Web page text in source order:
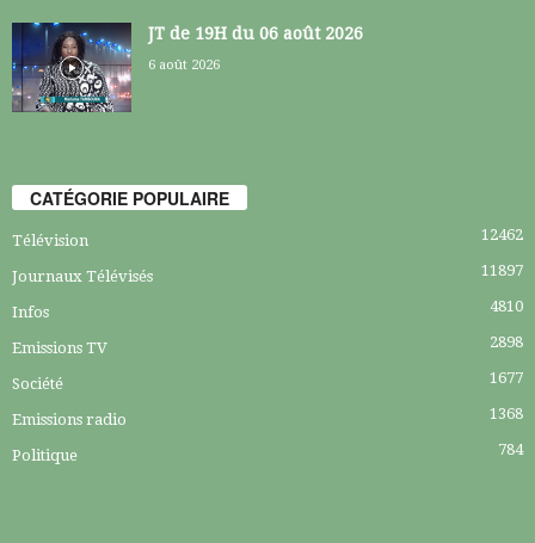
JT de 19H du 06 août 2026
6 août 2026
CATÉGORIE POPULAIRE
Télévision 12462
Journaux Télévisés 11897
Infos 4810
Emissions TV 2898
Société 1677
Emissions radio 1368
Politique 784